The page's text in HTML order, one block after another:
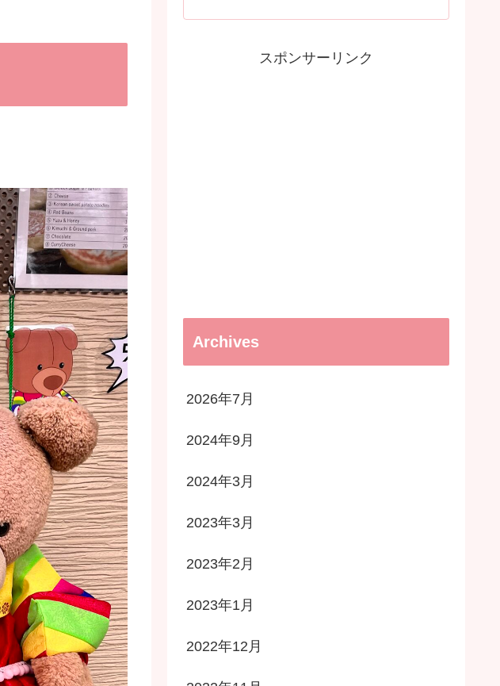
スポンサーリンク
Archives
2026年7月
2024年9月
2024年3月
2023年3月
2023年2月
2023年1月
2022年12月